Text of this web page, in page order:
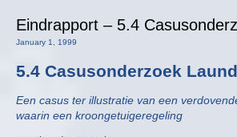
Eindrapport – 5.4
January 1, 1999
5.4 Casusonderzoek
Een casus ter illustratie van een
waarin een kroongetuigeregeling